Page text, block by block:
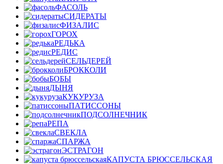
ФАСОЛЬ
СИДЕРАТЫ
ФИЗАЛИС
ГОРОХ
РЕДЬКА
РЕДИС
СЕЛЬДЕРЕЙ
БРОККОЛИ
БОБЫ
ДЫНЯ
КУКУРУЗА
ПАТИССОНЫ
ПОДСОЛНЕЧНИК
РЕПА
СВЕКЛА
СПАРЖА
ЭСТРАГОН
КАПУСТА БРЮССЕЛЬСКАЯ